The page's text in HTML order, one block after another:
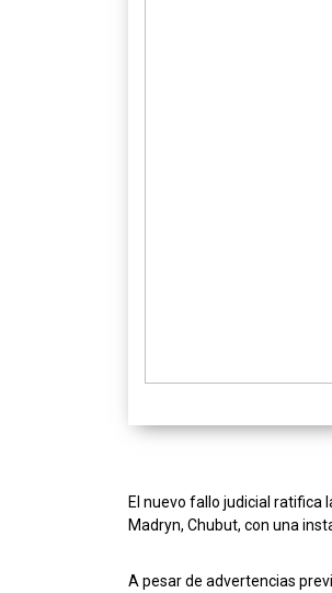
El nuevo fallo judicial ratifica
Madryn, Chubut, con una
A pesar de advertencias